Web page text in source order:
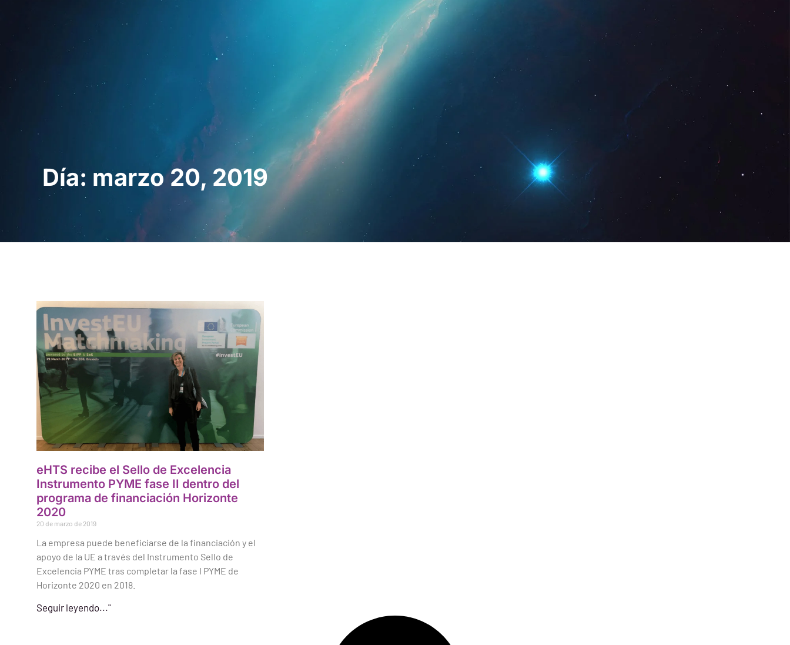
Para profesionales Para pacientes
Solicita una
Día: marzo 20, 2019
eHTS recibe el Sello de Excelencia
Instrumento PYME fase II dentro del
programa de financiación Horizonte
2020
20 de marzo de 2019
La empresa puede beneficiarse de la financiación y el
apoyo de la UE a través del Instrumento Sello de
Excelencia PYME tras completar la fase I PYME de
Horizonte 2020 en 2018.
Seguir leyendo..."